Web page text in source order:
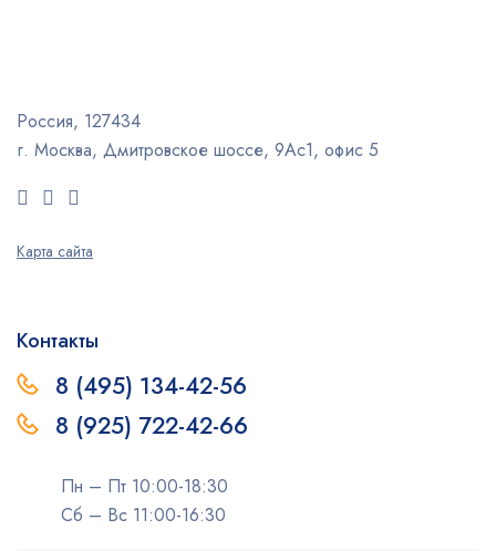
Россия, 127434
г. Москва, Дмитровское шоссе, 9Ас1, офис 5
Карта сайта
Контакты
8 (495) 134-42-56
8 (925) 722-42-66
Пн – Пт 10:00-18:30
Сб – Вс 11:00-16:30